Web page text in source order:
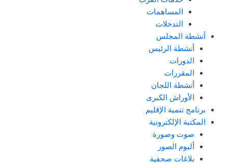
المساهمات
التدخلات
أنشطة المجلس
أنشطة الرئيس
الدورات
المقررات
أنشطة اللجان
الأوراش الكبرى
برنامج تنمية الإقليم
المكتبة الإلكترونية
صوت وصورة
ألبوم الصور
بلاغات صحفية